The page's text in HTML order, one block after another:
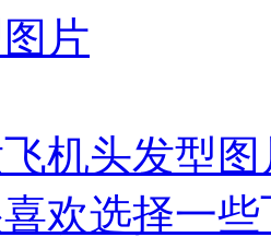
机头发型
欢选择一